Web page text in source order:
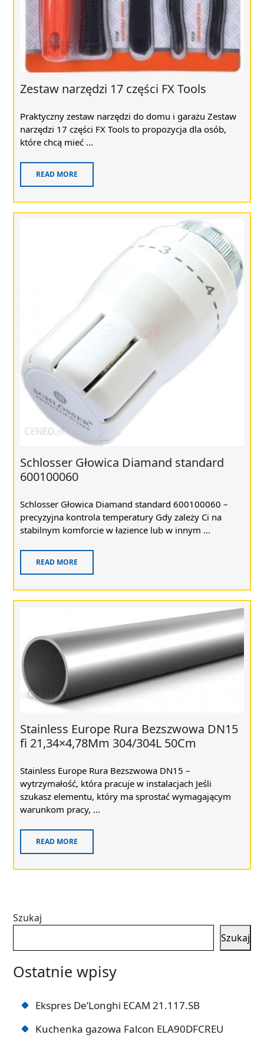
Zestaw narzędzi 17 części FX Tools
Praktyczny zestaw narzędzi do domu i garażu Zestaw
narzędzi 17 części FX Tools to propozycja dla osób,
które chcą mieć ...
READ MORE
Schlosser Głowica Diamand standard
600100060
Schlosser Głowica Diamand standard 600100060 –
precyzyjna kontrola temperatury Gdy zależy Ci na
stabilnym komforcie w łazience lub w innym ...
READ MORE
Stainless Europe Rura Bezszwowa DN15
fi 21,34×4,78Mm 304/304L 50Cm
Stainless Europe Rura Bezszwowa DN15 –
wytrzymałość, która pracuje w instalacjach Jeśli
szukasz elementu, który ma sprostać wymagającym
warunkom pracy, ...
READ MORE
Szukaj
Szukaj
Ostatnie wpisy
Ekspres De’Longhi ECAM 21.117.SB
Kuchenka gazowa Falcon ELA90DFCREU